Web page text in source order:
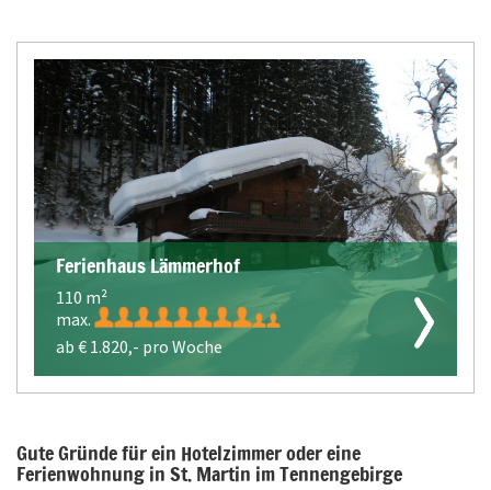
Ferienhaus Lämmerhof
110 m²
max.
ab € 1.820,- pro Woche
Gute Gründe für ein Hotelzimmer oder eine
Ferienwohnung in St. Martin im Tennengebirge